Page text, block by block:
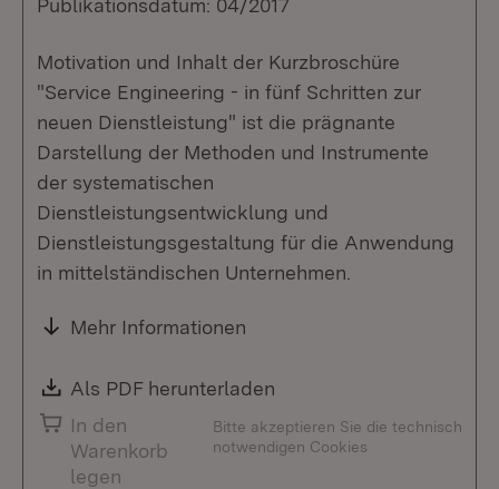
Publikationsdatum: 04/2017
Motivation und Inhalt der Kurzbroschüre
"Service Engineering - in fünf Schritten zur
neuen Dienstleistung" ist die prägnante
Darstellung der Methoden und Instrumente
der systematischen
Dienstleistungsentwicklung und
Dienstleistungsgestaltung für die Anwendung
in mittelständischen Unternehmen.
Mehr Informationen
Download:
Als PDF herunterladen
In den
Warenkorb
legen
Bitte akzeptieren Sie die technisch
notwendigen Cookies